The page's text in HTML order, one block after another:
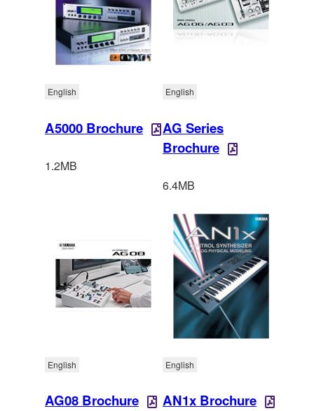
A5000 Brochure
English
1.2MB
AG Series
Brochure
English
6.4MB
AG08 Brochure
English
AN1x Brochure
English